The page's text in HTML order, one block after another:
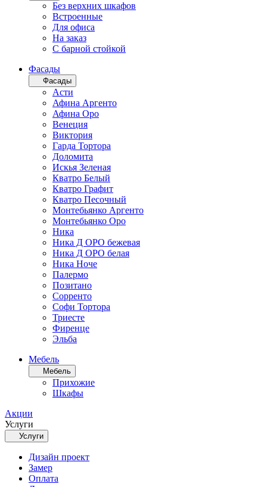
Без верхних шкафов
Встроенные
Для офиса
На заказ
С барной стойкой
Фасады
Фасады
Асти
Афина Аргенто
Афина Оро
Венеция
Виктория
Гарда Тортора
Доломита
Искья Зеленая
Кватро Белый
Кватро Графит
Кватро Песочный
Монтебьянко Аргенто
Монтебьянко Оро
Ника
Ника Д ОРО бежевая
Ника Д ОРО белая
Ника Ноче
Палермо
Позитано
Сорренто
Софи Тортора
Триесте
Фиренце
Эльба
Мебель
Мебель
Прихожие
Шкафы
Акции
Услуги
Услуги
Дизайн проект
Замер
Оплата